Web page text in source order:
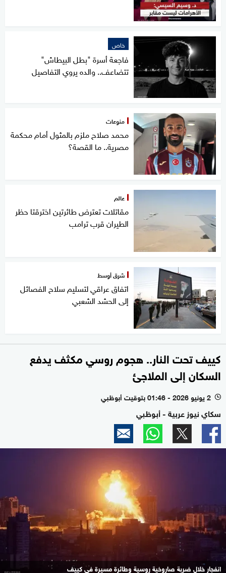
خاص
فاجعة أسرة "بطل البيطاش"
تتضاعف.. والده يروي التفاصيل
منوعات
محمد صلاح ملزم بالمثول أمام محكمة
مصرية.. ما القصة؟
عالم
مقاتلات تعترض طائرتين اخترقتا حظر
الطيران قرب ترامب
شرق أوسط
اتفاق عراقي لتسليم سلاح الفصائل
إلى الحشد الشعبي
كييف تحت النار.. هجوم روسي مكثف يدفع
السكان إلى الملاجئ
l 2 يونيو 2026 - 01:46 بتوقيت أبوظبي
سكاي نيوز عربية - أبوظبي
انفجار خلال ضربة صاروخية روسية وطائرة مسيرة في كييف